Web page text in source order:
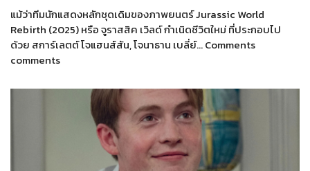
แม้ว่าทีมนักแสดงหลักชุดเดิมของภาพยนตร์ Jurassic World
Rebirth (2025) หรือ จูราสสิค เวิลด์ กำเนิดชีวิตใหม่ ที่ประกอบไป
ด้วย สการ์เลตต์ โจแฮนส์สัน, โจนาธาน เบลี่ย์… Comments
comments